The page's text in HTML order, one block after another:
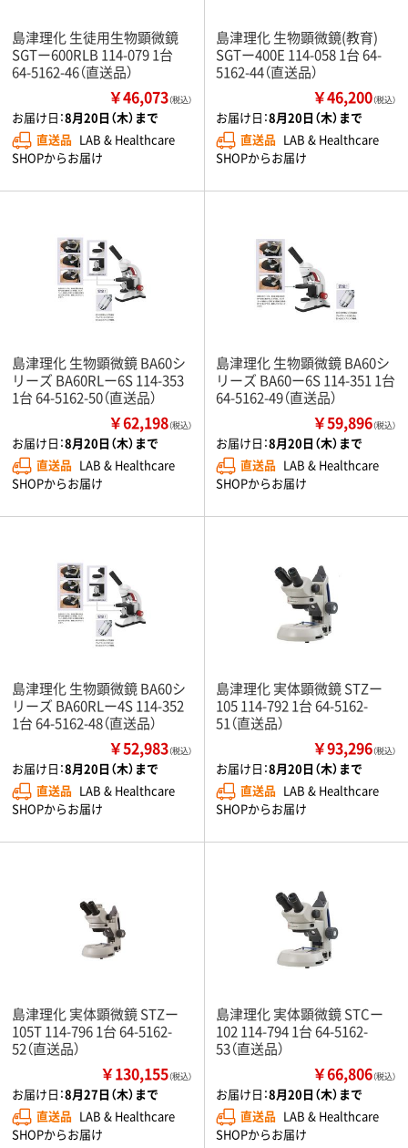
島津理化 生徒用生物顕微鏡
SGTー600RLB 114-079 1台
64-5162-46（直送品）
￥46,073（税込）
お届け日：8月20日（木）まで
直送品 LAB & Healthcare
SHOPからお届け
島津理化 生物顕微鏡(教育)
SGTー400E 114-058 1台 64-
5162-44（直送品）
￥46,200（税込）
お届け日：8月20日（木）まで
直送品 LAB & Healthcare
SHOPからお届け
島津理化 生物顕微鏡 BA60シ
リーズ BA60RLー6S 114-353
1台 64-5162-50（直送品）
￥62,198（税込）
お届け日：8月20日（木）まで
直送品 LAB & Healthcare
SHOPからお届け
島津理化 生物顕微鏡 BA60シ
リーズ BA60ー6S 114-351 1台
64-5162-49（直送品）
￥59,896（税込）
お届け日：8月20日（木）まで
直送品 LAB & Healthcare
SHOPからお届け
島津理化 生物顕微鏡 BA60シ
リーズ BA60RLー4S 114-352
1台 64-5162-48（直送品）
￥52,983（税込）
お届け日：8月20日（木）まで
直送品 LAB & Healthcare
SHOPからお届け
島津理化 実体顕微鏡 STZー
105 114-792 1台 64-5162-
51（直送品）
￥93,296（税込）
お届け日：8月20日（木）まで
直送品 LAB & Healthcare
SHOPからお届け
島津理化 実体顕微鏡 STZー
105T 114-796 1台 64-5162-
52（直送品）
￥130,155（税込）
お届け日：8月27日（木）まで
直送品 LAB & Healthcare
SHOPからお届け
島津理化 実体顕微鏡 STCー
102 114-794 1台 64-5162-
53（直送品）
￥66,806（税込）
お届け日：8月20日（木）まで
直送品 LAB & Healthcare
SHOPからお届け